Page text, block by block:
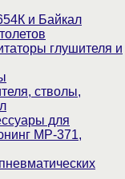
и Байкал
глушителя и
стволы,
для
МР-371,